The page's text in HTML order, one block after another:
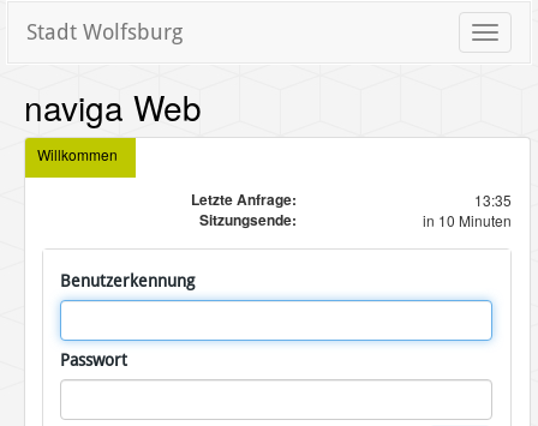
Toggle
Stadt Wolfsburg
naviga Web
Willkommen
Letzte Anfrage: 13:35
Sitzungsende: in 10 Minuten
Benutzerkennung
Passwort